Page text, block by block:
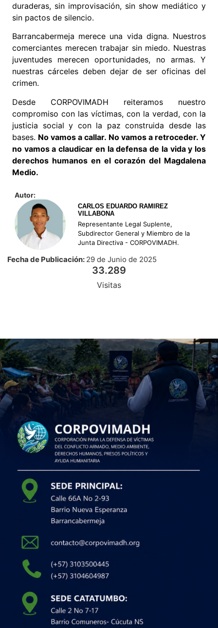
duraderas, sin improvisación, sin show mediático y
sin pactos de silencio.
Barrancabermeja merece una vida digna. Nuestros
comerciantes merecen trabajar sin miedo. Nuestras
juventudes merecen oportunidades, no armas. Y
nuestras cárceles deben dejar de ser oficinas del
crimen.
Desde CORPOVIMADH reiteramos nuestro
compromiso con las víctimas, con la verdad, con la
justicia social y con la paz construida desde las
bases. No vamos a callar. No vamos a retroceder. Y
no vamos a claudicar en la defensa de la vida y los
derechos humanos en el corazón del Magdalena
Medio.
Autor:
CARLOS EDUARDO RAMIREZ
VILLABONA
Representante Legal Suplente,
Subdirector General y Miembro de la
Junta Directiva - CORPOVIMADH.
Fecha de Publicación: 29 de Junio de 2025
Visitas
33.289